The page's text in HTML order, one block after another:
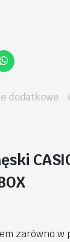
dodatkowe
zarówno w